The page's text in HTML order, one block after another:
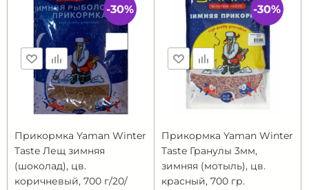
Прикормка Yaman Winter
Taste Лещ зимняя
(шоколад), цв.
коричневый, 700 г/20/
-30%
Прикормка Yaman Winter
Taste Гранулы 3мм,
зимняя (мотыль), цв.
красный, 700 гр.
-30%